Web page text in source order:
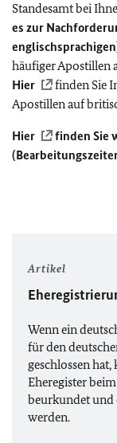
Standesamt bei
es zur
häufiger Apostillen
Hier
finden Sie
Apostillen auf
Hier
finden Sie
Artikel
Wenn ein
für den
geschlossen
Eheregister
beurkundet und
werden.